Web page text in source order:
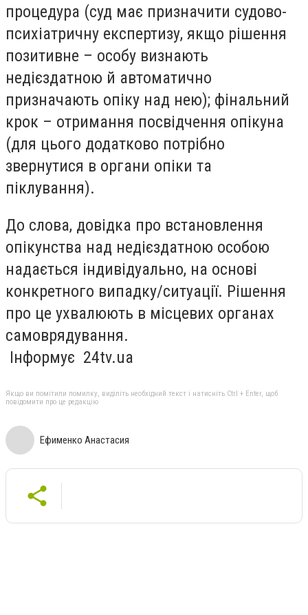
процедура (суд має призначити судово-
психіатричну експертизу, якщо рішення
позитивне – особу визнають
недієздатною й автоматично
призначають опіку над нею); фінальний
крок – отримання посвідчення опікуна
(для цього додатково потрібно
звернутися в органи опіки та
піклування).
До слова, довідка про встановлення
опікунства над недієздатною особою
надається індивідуально, на основі
конкретного випадку/ситуації. Рішення
про це ухвалюють в місцевих органах
самоврядування.
Інформує 24tv.ua
Якщо ви помітили помилку, виділіть необхідний текст і натисніть Ctrl + Enter, щоб
повідомити про це редакцію
Ефименко Анастасия